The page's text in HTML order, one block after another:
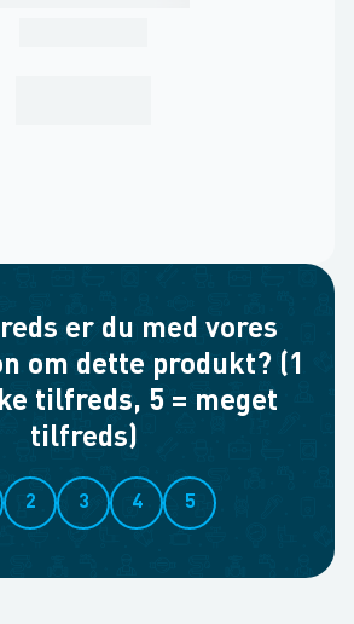
er du med vores
om dette produkt? (1
tilfreds, 5 = meget
tilfreds)
2 3 4 5